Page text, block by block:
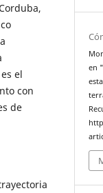
el
con
de
en